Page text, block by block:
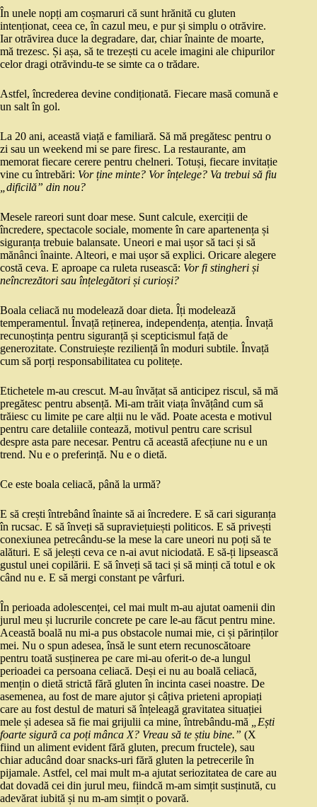
În unele nopți am coșmaruri că sunt hrănită cu gluten
intenționat, ceea ce, în cazul meu, e pur și simplu o otrăvire.
Iar otrăvirea duce la degradare, dar, chiar înainte de moarte,
mă trezesc. Și așa, să te trezești cu acele imagini ale chipurilor
celor dragi otrăvindu-te se simte ca o trădare.
Astfel, încrederea devine condiționată. Fiecare masă comună e
un salt în gol.
La 20 ani, această viață e familiară. Să mă pregătesc pentru o
zi sau un weekend mi se pare firesc. La restaurante, am
memorat fiecare cerere pentru chelneri. Totuși, fiecare invitație
vine cu întrebări: Vor ține minte? Vor înțelege? Va trebui să fiu
„dificilă” din nou?
Mesele rareori sunt doar mese. Sunt calcule, exerciții de
încredere, spectacole sociale, momente în care apartenența și
siguranța trebuie balansate. Uneori e mai ușor să taci și să
mănânci înainte. Alteori, e mai ușor să explici. Oricare alegere
costă ceva. E aproape ca ruleta rusească: Vor fi stingheri și
neîncrezători sau înțelegători și curioși?
Boala celiacă nu modelează doar dieta. Îți modelează
temperamentul. Învață reținerea, independența, atenția. Învață
recunoștința pentru siguranță și scepticismul față de
generozitate. Construiește reziliență în moduri subtile. Învață
cum să porți responsabilitatea cu politețe.
Etichetele m-au crescut. M-au învățat să anticipez riscul, să mă
pregătesc pentru absență. Mi-am trăit viața învățând cum să
trăiesc cu limite pe care alții nu le văd. Poate acesta e motivul
pentru care detaliile contează, motivul pentru care scrisul
despre asta pare necesar. Pentru că această afecțiune nu e un
trend. Nu e o preferință. Nu e o dietă.
Ce este boala celiacă, până la urmă?
E să crești întrebând înainte să ai încredere. E să cari siguranța
în rucsac. E să înveți să supraviețuiești politicos. E să privești
conexiunea petrecându-se la mese la care uneori nu poți să te
alături. E să jelești ceva ce n-ai avut niciodată. E să-ți lipsească
gustul unei copilării. E să înveți să taci și să minți că totul e ok
când nu e. E să mergi constant pe vârfuri.
În perioada adolescenței, cel mai mult m-au ajutat oamenii din
jurul meu și lucrurile concrete pe care le-au făcut pentru mine.
Această boală nu mi-a pus obstacole numai mie, ci și părinților
mei. Nu o spun adesea, însă le sunt etern recunoscătoare
pentru toată susținerea pe care mi-au oferit-o de-a lungul
perioadei ca persoana celiacă. Deși ei nu au boală celiacă,
mențin o dietă strictă fără gluten în incinta casei noastre. De
asemenea, au fost de mare ajutor și câțiva prieteni apropiați
care au fost destul de maturi să înțeleagă gravitatea situației
mele și adesea să fie mai grijulii ca mine, întrebându-mă
„Ești
foarte sigură ca poți mânca X? Vreau să te știu bine.” (X
fiind un aliment evident fără gluten, precum fructele), sau
chiar aducând doar snacks-uri fără gluten la petrecerile în
pijamale. Astfel, cel mai mult m-a ajutat seriozitatea de care au
dat dovadă cei din jurul meu, fiindcă m-am simțit susținută, cu
adevărat iubită și nu m-am simțit o povară.